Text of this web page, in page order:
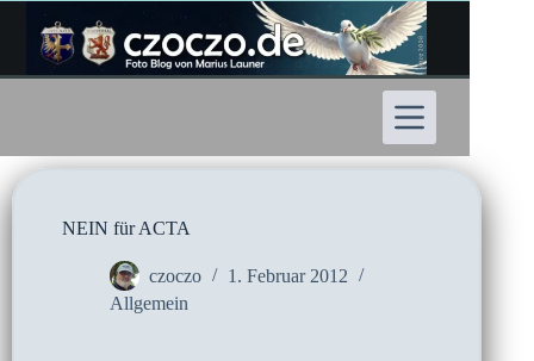
Inhalt
springen
NEIN für ACTA
czoczo
1. Februar 2012
Allgemein